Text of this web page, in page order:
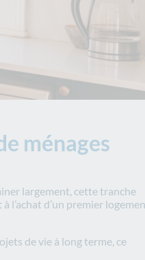
ménages
largement, cette tranche
l’achat d’un premier
de vie à long terme, ce